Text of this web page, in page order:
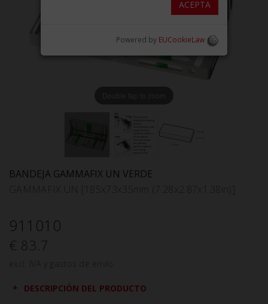
BANDEJA GAMMAFIX UN VERDE
911010
€ 83.7
DESCRIPCIÓN DEL PRODUCTO
ACEPTA
Powered by EUCookieLaw